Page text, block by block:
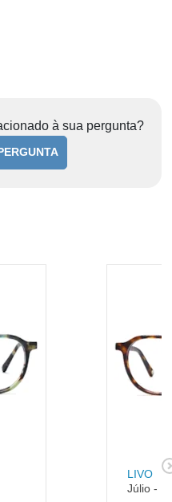
à sua pergunta?
LIVO
Júlio -